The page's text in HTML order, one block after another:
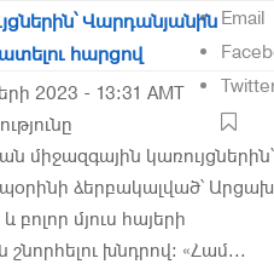
Email
Վարդանյանին
հարցով
2023 - 13:31 AMT
միջազգային կառույցներին՝
ձերբակալված՝
մյուս հայերի
խնդրով։ «Համ...